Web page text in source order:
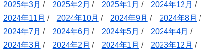
2025年3月 / 2025年2月 / 2025年1月 / 2024年12月 /
2024年11月 / 2024年10月 / 2024年9月 / 2024年8月 /
2024年7月 / 2024年6月 / 2024年5月 / 2024年4月 /
2024年3月 / 2024年2月 / 2024年1月 / 2023年12月 /